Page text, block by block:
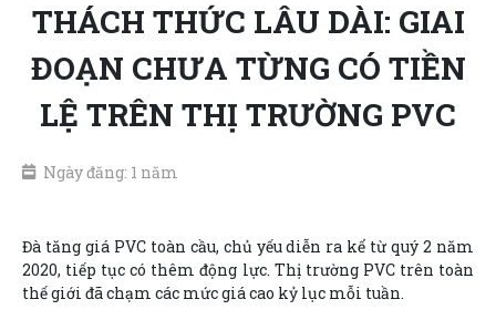
THÁCH THỨC LÂU DÀI: GIAI
ĐOẠN CHƯA TỪNG CÓ TIỀN
LỆ TRÊN THỊ TRƯỜNG PVC
Ngày đăng: 1 năm
Đà tăng giá PVC toàn cầu, chủ yếu diễn ra kể từ quý 2 năm
2020, tiếp tục có thêm động lực. Thị trường PVC trên toàn
thế giới đã chạm các mức giá cao kỷ lục mỗi tuần.